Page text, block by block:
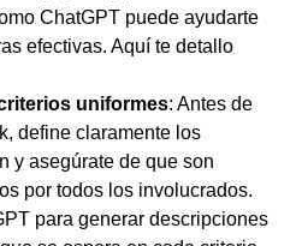
ChatGPT puede ayudarte
efectivas. Aquí te detallo
uniformes: Antes de
define claramente los
y asegúrate de que son
por todos los involucrados.
para generar descripciones